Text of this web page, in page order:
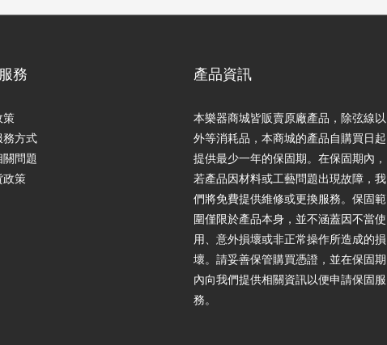
務
策
方式
問題
政策
產品資訊
本樂器商城皆販賣原廠產品，除弦線以
外等消耗品，本商城的產品自購買日起
提供最少一年的保固期。在保固期內，
若產品因材料或工藝問題出現故障，我
們將免費提供維修或更換服務。保固範
圍僅限於產品本身，並不涵蓋因不當使
用、意外損壞或非正常操作所造成的損
壞。請妥善保管購買憑證，並在保固期
內向我們提供相關資訊以便申請保固服
務。